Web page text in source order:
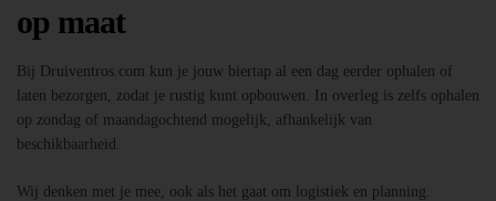
op maat
Bij Druiventros.com kun je jouw biertap al een dag eerder ophalen of
laten bezorgen, zodat je rustig kunt opbouwen. In overleg is zelfs ophalen
op zondag of maandagochtend mogelijk, afhankelijk van
beschikbaarheid.
Wij denken met je mee, ook als het gaat om logistiek en planning.